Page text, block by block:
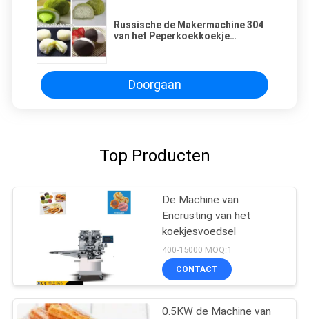
Russische de Makermachine 304
van het Peperkoekkoekje
Doorgaan
Top Producten
De Machine van
Encrusting van het
koekjesvoedsel
400-15000 MOQ:1
CONTACT
0.5KW de Machine van